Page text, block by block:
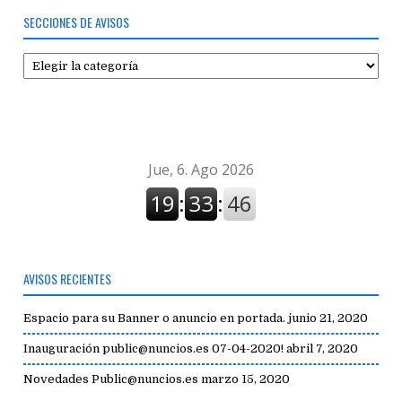
SECCIONES DE AVISOS
Secciones
de
AVISOS RECIENTES
Espacio para su Banner o anuncio en portada. junio 21, 2020
Inauguración public@nuncios.es 07-04-2020! abril 7, 2020
Novedades Public@nuncios.es marzo 15, 2020